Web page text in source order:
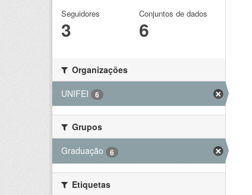
Seguidores
3
Conjuntos de dados
6
Organizações
UNIFEI
6
Grupos
Graduação
6
Etiquetas